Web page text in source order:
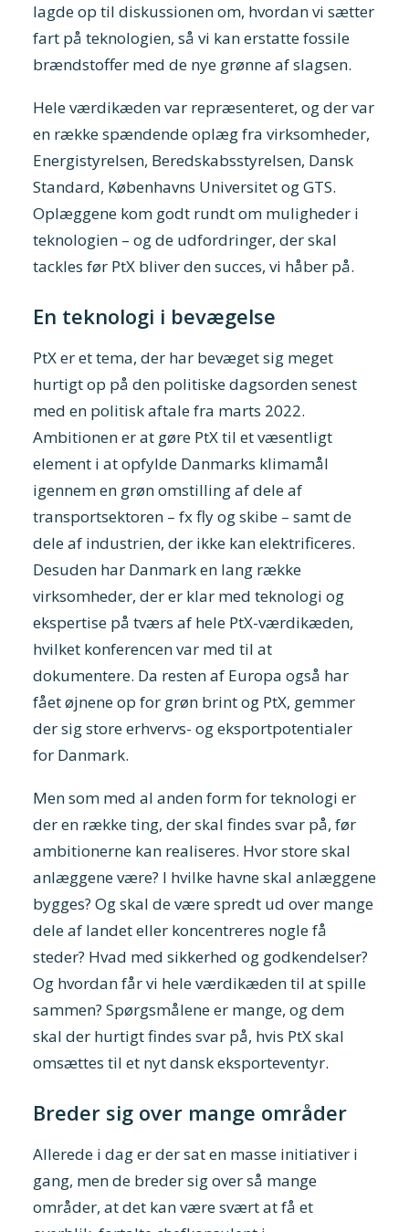
lagde op til diskussionen om, hvordan vi sætter
fart på teknologien, så vi kan erstatte fossile
brændstoffer med de nye grønne af slagsen.
Hele værdikæden var repræsenteret, og der var
en række spændende oplæg fra virksomheder,
Energistyrelsen, Beredskabsstyrelsen, Dansk
Standard, Københavns Universitet og GTS.
Oplæggene kom godt rundt om muligheder i
teknologien – og de udfordringer, der skal
tackles før PtX bliver den succes, vi håber på.
En teknologi i bevægelse
PtX er et tema, der har bevæget sig meget
hurtigt op på den politiske dagsorden senest
med en politisk aftale fra marts 2022.
Ambitionen er at gøre PtX til et væsentligt
element i at opfylde Danmarks klimamål
igennem en grøn omstilling af dele af
transportsektoren – fx fly og skibe – samt de
dele af industrien, der ikke kan elektrificeres.
Desuden har Danmark en lang række
virksomheder, der er klar med teknologi og
ekspertise på tværs af hele PtX-værdikæden,
hvilket konferencen var med til at
dokumentere. Da resten af Europa også har
fået øjnene op for grøn brint og PtX, gemmer
der sig store erhvervs- og eksportpotentialer
for Danmark.
Men som med al anden form for teknologi er
der en række ting, der skal findes svar på, før
ambitionerne kan realiseres. Hvor store skal
anlæggene være? I hvilke havne skal anlæggene
bygges? Og skal de være spredt ud over mange
dele af landet eller koncentreres nogle få
steder? Hvad med sikkerhed og godkendelser?
Og hvordan får vi hele værdikæden til at spille
sammen? Spørgsmålene er mange, og dem
skal der hurtigt findes svar på, hvis PtX skal
omsættes til et nyt dansk eksporteventyr.
Breder sig over mange områder
Allerede i dag er der sat en masse initiativer i
gang, men de breder sig over så mange
områder, at det kan være svært at få et